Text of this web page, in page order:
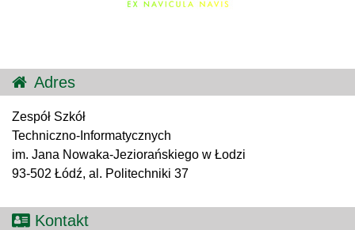
Adres
Zespół Szkół
Techniczno-Informatycznych
im. Jana Nowaka-Jeziorańskiego w Łodzi
93-502 Łódź, al. Politechniki 37
Kontakt